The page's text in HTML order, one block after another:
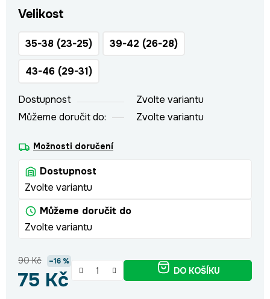
Velikost
35-38 (23-25) 39-42 (26-28)
43-46 (29-31)
Dostupnost
Zvolte variantu
Můžeme doručit do:
Zvolte variantu
Možnosti doručení
Dostupnost
Zvolte variantu
Můžeme doručit do
Zvolte variantu
90 Kč –16 %
75 Kč DO KOŠÍKU